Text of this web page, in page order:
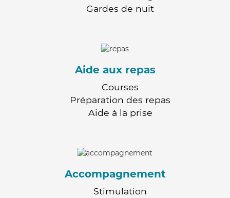
Gardes de nuit
Aide aux repas
Courses
Préparation des repas
Aide à la prise
Accompagnement
Stimulation